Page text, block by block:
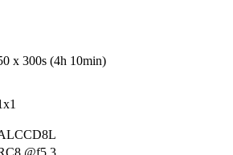
x 300s (4h 10min)